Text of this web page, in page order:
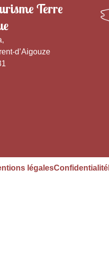
Terre
d’Aigouze
légalesConfidentialité